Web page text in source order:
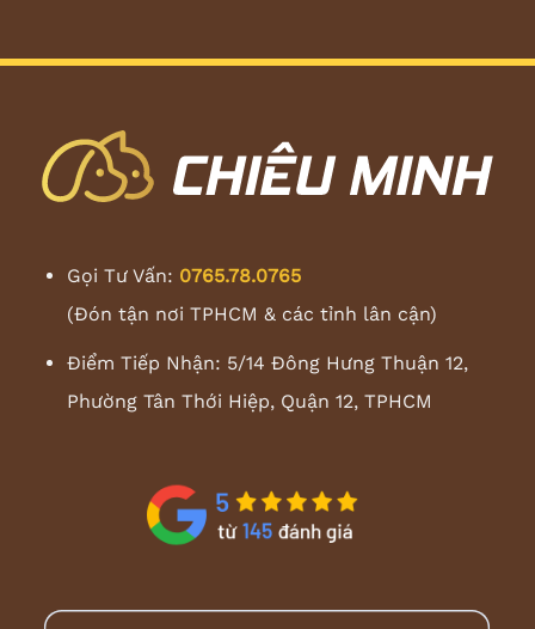
Gọi Tư Vấn: 0765.78.0765
(Đón tận nơi TPHCM & các tỉnh lân cận)
Điểm Tiếp Nhận: 5/14 Đông Hưng Thuận 12,
Phường Tân Thới Hiệp, Quận 12, TPHCM